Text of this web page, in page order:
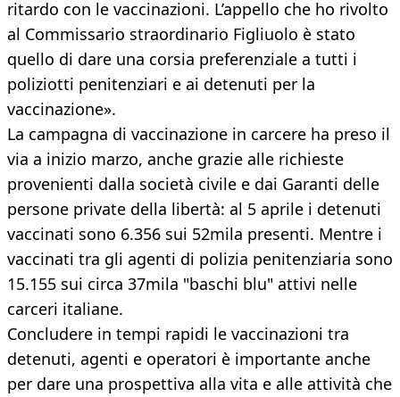
ritardo con le vaccinazioni. L’appello che ho rivolto
al Commissario straordinario Figliuolo è stato
quello di dare una corsia preferenziale a tutti i
poliziotti penitenziari e ai detenuti per la
vaccinazione».
La campagna di vaccinazione in carcere ha preso il
via a inizio marzo, anche grazie alle richieste
provenienti dalla società civile e dai Garanti delle
persone private della libertà: al 5 aprile i detenuti
vaccinati sono 6.356 sui 52mila presenti. Mentre i
vaccinati tra gli agenti di polizia penitenziaria sono
15.155 sui circa 37mila "baschi blu" attivi nelle
carceri italiane.
Concludere in tempi rapidi le vaccinazioni tra
detenuti, agenti e operatori è importante anche
per dare una prospettiva alla vita e alle attività che